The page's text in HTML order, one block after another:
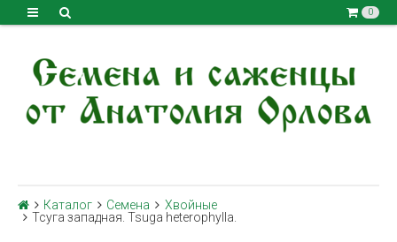
0
Каталог Семена
Хвойные
Тсуга западная. Tsuga heterophylla.